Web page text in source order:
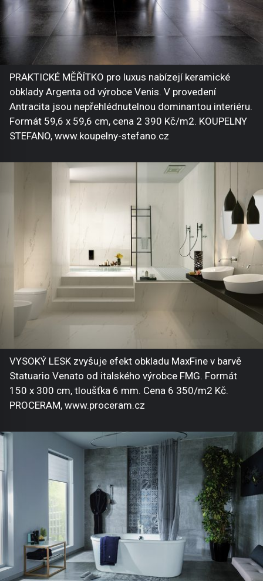
PRAKTICKÉ MĚŘÍTKO pro luxus nabízejí keramické
obklady Argenta od výrobce Venis. V provedení
Antracita jsou nepřehlédnutelnou dominantou interiéru.
Formát 59,6 x 59,6 cm, cena 2 390 Kč/m2. KOUPELNY
STEFANO, www.koupelny-stefano.cz
VYSOKÝ LESK zvyšuje efekt obkladu MaxFine v barvě
Statuario Venato od italského výrobce FMG. Formát
150 x 300 cm, tloušťka 6 mm. Cena 6 350/m2 Kč.
PROCERAM, www.proceram.cz